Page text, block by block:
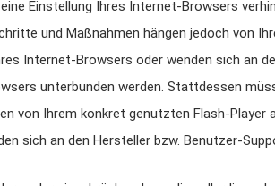
Einstellung Ihres Internet-Browsers
und Maßnahmen hängen jedoch von
Internet-Browsers oder wenden sich an
unterbunden werden. Stattdessen
von Ihrem konkret genutzten Flash-
sich an den Hersteller bzw. Benutzer-